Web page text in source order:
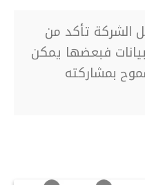
الشركة تأكد من
فبعضها يمكن
بمشاركته